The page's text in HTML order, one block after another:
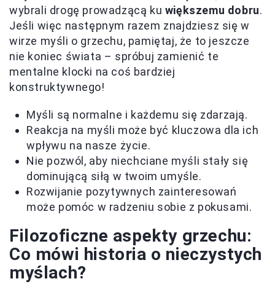
wybrali drogę prowadzącą ku większemu dobru.
Jeśli więc następnym razem znajdziesz się w
wirze myśli o grzechu, pamiętaj, że to jeszcze
nie koniec świata – spróbuj zamienić te
mentalne klocki na coś bardziej
konstruktywnego!
Myśli są normalne i każdemu się zdarzają.
Reakcja na myśli może być kluczowa dla ich
wpływu na nasze życie.
Nie pozwól, aby niechciane myśli stały się
dominującą siłą w twoim umyśle.
Rozwijanie pozytywnych zainteresowań
może pomóc w radzeniu sobie z pokusami.
Filozoficzne aspekty grzechu:
Co mówi historia o nieczystych
myślach?